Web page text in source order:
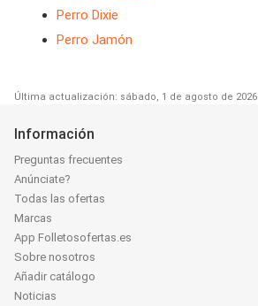
Perro Dixie
Perro Jamón
Última actualización: sábado, 1 de agosto de 2026
Información
Preguntas frecuentes
Anúnciate?
Todas las ofertas
Marcas
App Folletosofertas.es
Sobre nosotros
Añadir catálogo
Noticias